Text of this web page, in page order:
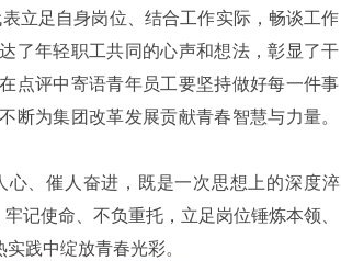
立足自身岗位、结合工作实际，畅谈工作
了年轻职工共同的心声和想法，彰显了干
点评中寄语青年员工要坚持做好每一件事
断为集团改革发展贡献青春智慧与力量。
、催人奋进，既是一次思想上的深度淬
记使命、不负重托，立足岗位锤炼本领、
践中绽放青春光彩。